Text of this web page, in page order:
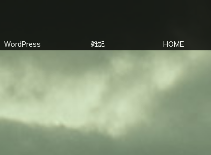
WordPress 雑記 HOME